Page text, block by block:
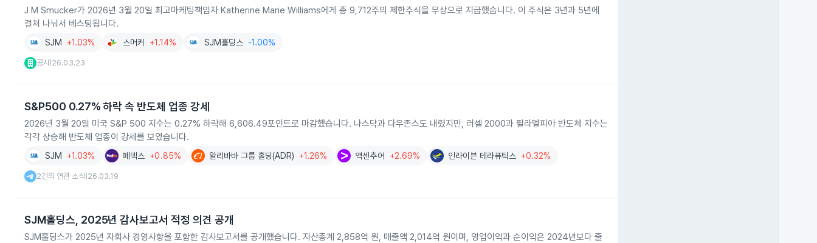
J M Smucker가 2026년 3월 20일 최고마케팅책임자 Katherine Marie Williams에게 총 9,712주의 제한주식을 무상으로 지급했습니다. 이 주식은 3년과 5년에
걸쳐 나눠서 베스팅됩니다.
SJM +1.03% 스머커 +1.14% SJM홀딩스 -1.00%
공시 26.03.23
S&P500 0.27% 하락 속 반도체 업종 강세
2026년 3월 20일 미국 S&P 500 지수는 0.27% 하락해 6,606.49포인트로 마감했습니다. 나스닥과 다우존스도 내렸지만, 러셀 2000과 필라델피아 반도체 지수는
각각 상승해 반도체 업종이 강세를 보였습니다.
SJM +1.03% 페덱스 +0.85% 알리바바 그룹 홀딩(ADR) +1.26% 액센추어 +2.69% 인라이븐 테라퓨틱스 +0.32%
2건의 연관 소식 26.03.19
SJM홀딩스, 2025년 감사보고서 적정 의견 공개
SJM홀딩스가 2025년 자회사 경영사항을 포함한 감사보고서를 공개했습니다. 자산총계 2,858억 원, 매출액 2,014억 원이며, 영업이익과 순이익은 2024년보다 줄